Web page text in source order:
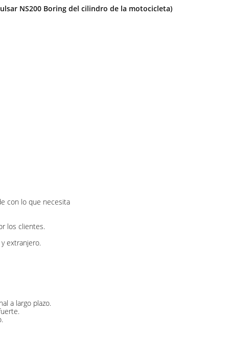
NS200 Boring del cilindro de la motocicleta)
con lo que necesita
los clientes.
extranjero.
a largo plazo.